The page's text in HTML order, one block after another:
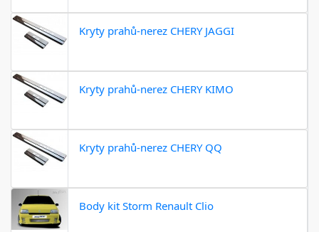
Kryty prahů-nerez CHERY JAGGI
Kryty prahů-nerez CHERY KIMO
Kryty prahů-nerez CHERY QQ
Body kit Storm Renault Clio